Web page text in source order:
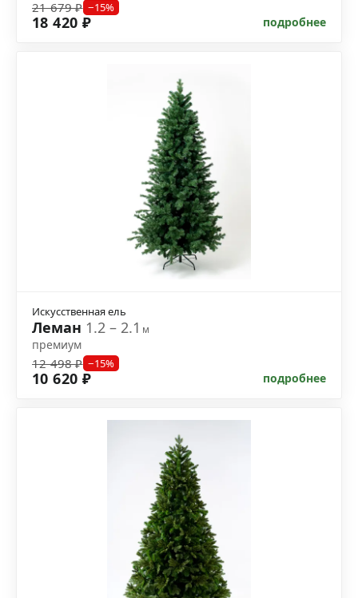
21 679 ₽ −15%
18 420 ₽ подробнее
Искусственная ель
Леман 1.2 – 2.1м
премиум
12 498 ₽ −15%
10 620 ₽ подробнее